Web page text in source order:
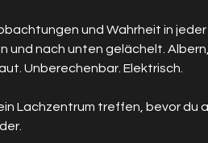
und Wahrheit in
und nach unten gelächelt.
Unberechenbar. Elektrisch.
Lachzentrum treffen, bevor du